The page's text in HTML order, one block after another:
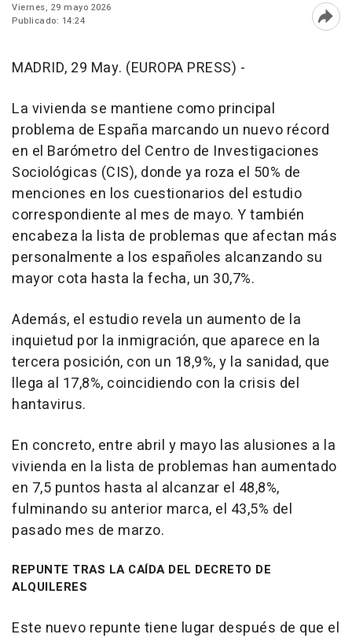
Viernes, 29 mayo 2026
Publicado: 14:24
MADRID, 29 May. (EUROPA PRESS) -
La vivienda se mantiene como principal
problema de España marcando un nuevo récord
en el Barómetro del Centro de Investigaciones
Sociológicas (CIS), donde ya roza el 50% de
menciones en los cuestionarios del estudio
correspondiente al mes de mayo. Y también
encabeza la lista de problemas que afectan más
personalmente a los españoles alcanzando su
mayor cota hasta la fecha, un 30,7%.
Además, el estudio revela un aumento de la
inquietud por la inmigración, que aparece en la
tercera posición, con un 18,9%, y la sanidad, que
llega al 17,8%, coincidiendo con la crisis del
hantavirus.
En concreto, entre abril y mayo las alusiones a la
vivienda en la lista de problemas han aumentado
en 7,5 puntos hasta al alcanzar el 48,8%,
fulminando su anterior marca, el 43,5% del
pasado mes de marzo.
REPUNTE TRAS LA CAÍDA DEL DECRETO DE
ALQUILERES
Este nuevo repunte tiene lugar después de que el